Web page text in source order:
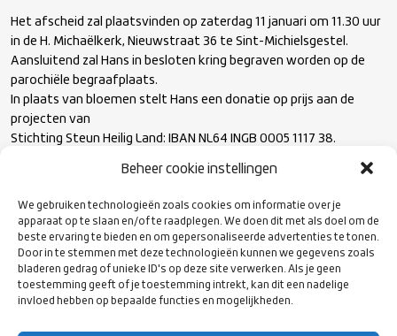
Beheer cookie instellingen
We gebruiken technologieën zoals cookies om informatie over je
apparaat op te slaan en/of te raadplegen. We doen dit met als doel om de
beste ervaring te bieden en om gepersonaliseerde advertenties te tonen.
Door in te stemmen met deze technologieën kunnen we gegevens zoals
bladeren gedrag of unieke ID's op deze site verwerken. Als je geen
toestemming geeft of je toestemming intrekt, kan dit een nadelige
invloed hebben op bepaalde functies en mogelijkheden.
Het afscheid zal plaatsvinden op zaterdag 11 januari om 11.30 uur
in de H. Michaëlkerk, Nieuwstraat 36 te Sint-Michielsgestel.
Aansluitend zal Hans in besloten kring begraven worden op de
parochiële begraafplaats.
In plaats van bloemen stelt Hans een donatie op prijs aan de
projecten van
Stichting Steun Heilig Land: IBAN NL64 INGB 0005 1117 38.
Mocht u niet aanwezig kunnen zijn, is de dienst te volgen of
https://kerkdienstgemist.nl/stations/1045/events/event/16127
902-202501111130
Correspondentieadres: Akeleilaan 3, 5271 NL Sint-Michielsgestel
Het bestuur en de medewerkers van Rugby Nederland, wensen de